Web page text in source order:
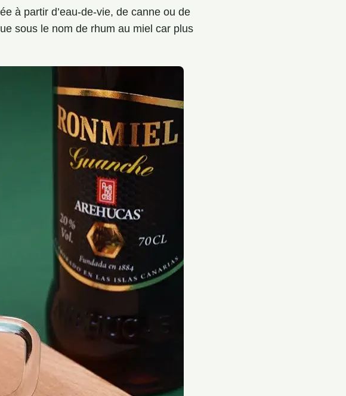
à partir d’eau-de-vie, de canne ou de
sous le nom de rhum au miel car plus